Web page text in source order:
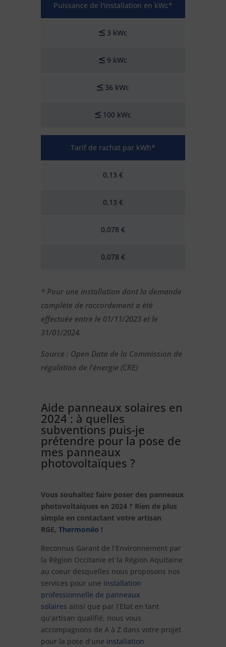
Puissance de l'installation en kWc*
3 kWc
9 kWc
36 kWc
100 kWc
Tarif de rachat par kWh*
0,13 €
0,13 €
0,078 €
0,078 €
* Pour une installation dont la demande
complète de raccordement a été
effectuée entre le 01/11/2023 et le
31/01/2024.
Source : Open Data de la Commission de
régulation de l’énergie (CRE)
Aide panneaux solaires en
2024 : à quelles
subventions puis-je
prétendre pour la pose de
mes panneaux
photovoltaïques ?
Vous souhaitez faire poser des panneaux
photovoltaïques en 2024 ? Rien de plus
simple en contactant votre artisan
RGE, Thermonéo !
Reconnus Garant de l’Environnement par
la Région Occitanie et la Région Aquitaine
au coeur desquelles nous proposons nos
services pour une installation
professionnelle de panneaux
solaires ainsi que par l’Etat en tant
qu’artisan qualifié, nous vous
accompagnons de A à Z dans votre projet
pour la pose d’une installation